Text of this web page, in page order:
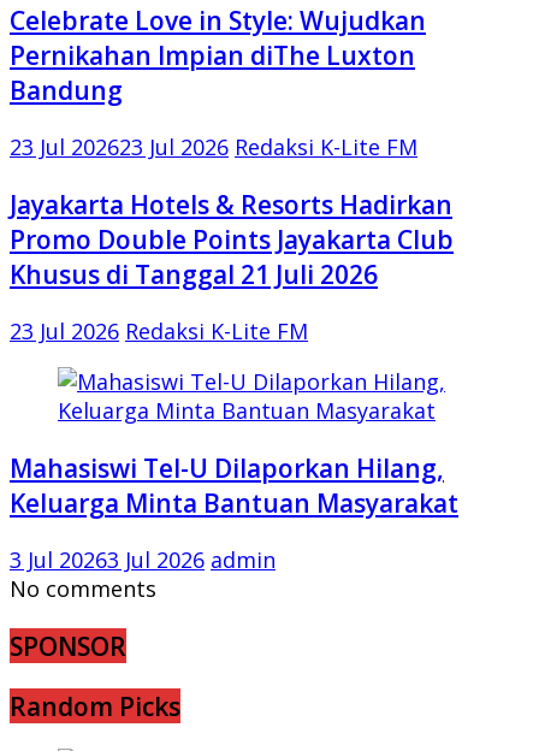
Celebrate Love in Style: Wujudkan
Pernikahan Impian diThe Luxton
Bandung
23 Jul 202623 Jul 2026 Redaksi K-Lite FM
Jayakarta Hotels & Resorts Hadirkan
Promo Double Points Jayakarta Club
Khusus di Tanggal 21 Juli 2026
23 Jul 2026 Redaksi K-Lite FM
Mahasiswi Tel-U Dilaporkan Hilang,
Keluarga Minta Bantuan Masyarakat
3 Jul 20263 Jul 2026 admin
No comments
SPONSOR
Random Picks